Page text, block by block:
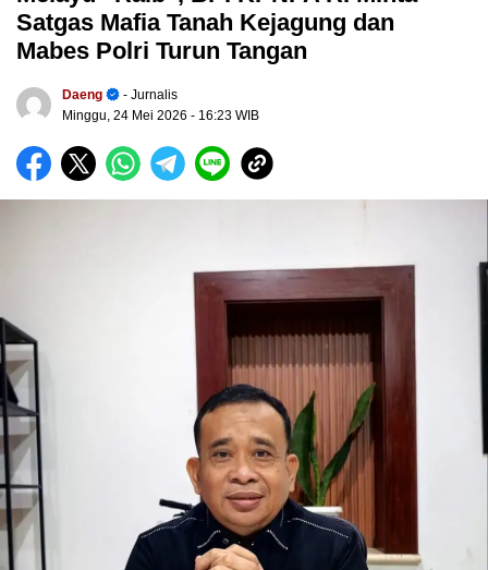
Satgas Mafia Tanah Kejagung dan
Mabes Polri Turun Tangan
Daeng
- Jurnalis
Minggu, 24 Mei 2026 - 16:23 WIB